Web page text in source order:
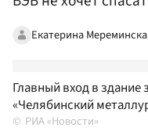
Екатерина
Главный вход в
«Челябинский
РИА «Новости»